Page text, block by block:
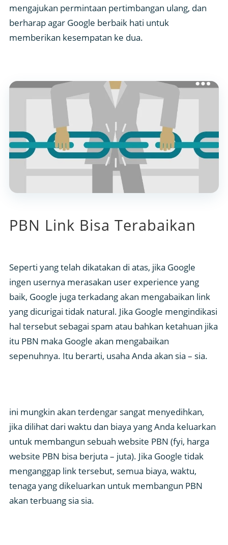
mengajukan permintaan pertimbangan ulang, dan
berharap agar Google berbaik hati untuk
memberikan kesempatan ke dua.
PBN Link Bisa Terabaikan
Seperti yang telah dikatakan di atas, jika Google
ingen usernya merasakan user experience yang
baik, Google juga terkadang akan mengabaikan link
yang dicurigai tidak natural. Jika Google mengindikasi
hal tersebut sebagai spam atau bahkan ketahuan jika
itu PBN maka Google akan mengabaikan
sepenuhnya. Itu berarti, usaha Anda akan sia – sia.
ini mungkin akan terdengar sangat menyedihkan,
jika dilihat dari waktu dan biaya yang Anda keluarkan
untuk membangun sebuah website PBN (fyi, harga
website PBN bisa berjuta – juta). Jika Google tidak
menganggap link tersebut, semua biaya, waktu,
tenaga yang dikeluarkan untuk membangun PBN
akan terbuang sia sia.